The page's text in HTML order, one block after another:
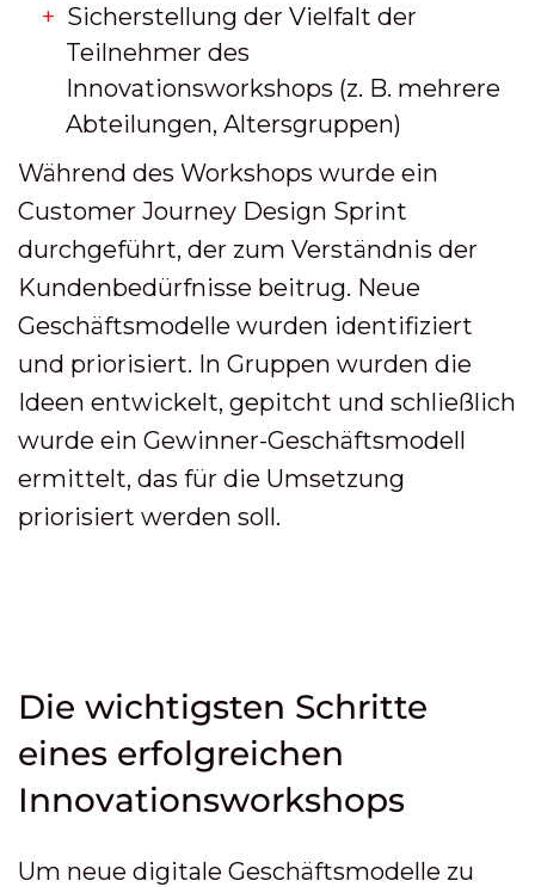
Sicherstellung der Vielfalt der
Teilnehmer des
Innovationsworkshops (z. B. mehrere
Abteilungen, Altersgruppen)
Während des Workshops wurde ein
Customer Journey Design Sprint
durchgeführt, der zum Verständnis der
Kundenbedürfnisse beitrug. Neue
Geschäftsmodelle wurden identifiziert
und priorisiert. In Gruppen wurden die
Ideen entwickelt, gepitcht und schließlich
wurde ein Gewinner-Geschäftsmodell
ermittelt, das für die Umsetzung
priorisiert werden soll.
Die wichtigsten Schritte
eines erfolgreichen
Innovationsworkshops
Um neue digitale Geschäftsmodelle zu